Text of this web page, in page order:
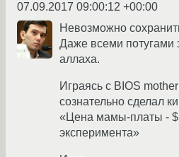
07.09.2017 09:00:12 +00:00
Невозможно
Даже всеми потугами
аллаха.
Играясь с BIOS
сознательно сделал
«Цена мамы-платы -
эксперимента»